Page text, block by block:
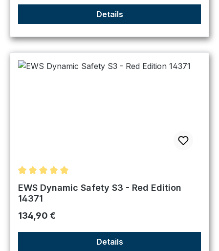
Details
Durchschnittliche Bewertung von 5 von 5 Sternen
EWS Dynamic Safety S3 - Red Edition
14371
Regulärer Preis:
134,90 €
Details